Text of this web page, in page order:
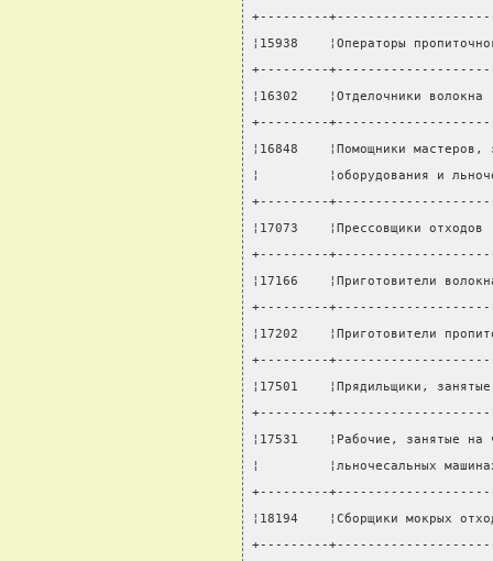
+---------
¦15938    ¦Операторы
+---------
¦16302    ¦Отделочники
+---------
¦16848    ¦Помощники мастеров,
¦         ¦оборудования и
+---------
¦17073    ¦Прессовщики
+---------
¦17166
+---------
¦17202    ¦Приготовители
+---------
¦17501    ¦Прядильщики,
+---------
¦17531    ¦Рабочие, занятые
¦         ¦льночесальных
+---------
¦18194    ¦Сборщики
+---------